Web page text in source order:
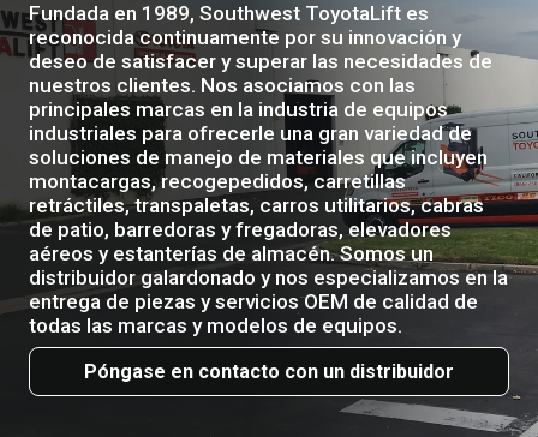
Fundada en 1989, Southwest ToyotaLift es
reconocida continuamente por su innovación y
deseo de satisfacer y superar las necesidades de
nuestros clientes. Nos asociamos con las
principales marcas en la industria de equipos
industriales para ofrecerle una gran variedad de
soluciones de manejo de materiales que incluyen
montacargas, recogepedidos, carretillas
retráctiles, transpaletas, carros utilitarios, cabras
de patio, barredoras y fregadoras, elevadores
aéreos y estanterías de almacén. Somos un
distribuidor galardonado y nos especializamos en la
entrega de piezas y servicios OEM de calidad de
todas las marcas y modelos de equipos.
Póngase en contacto con un distribuidor